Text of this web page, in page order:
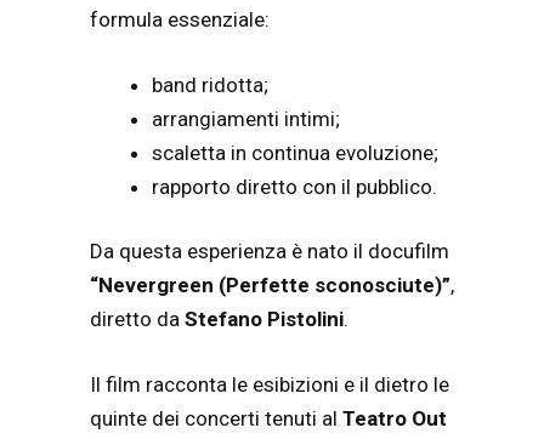
formula essenziale:
band ridotta;
arrangiamenti intimi;
scaletta in continua evoluzione;
rapporto diretto con il pubblico.
Da questa esperienza è nato il docufilm
“Nevergreen (Perfette sconosciute)”,
diretto da Stefano Pistolini.
Il film racconta le esibizioni e il dietro le
quinte dei concerti tenuti al Teatro Out